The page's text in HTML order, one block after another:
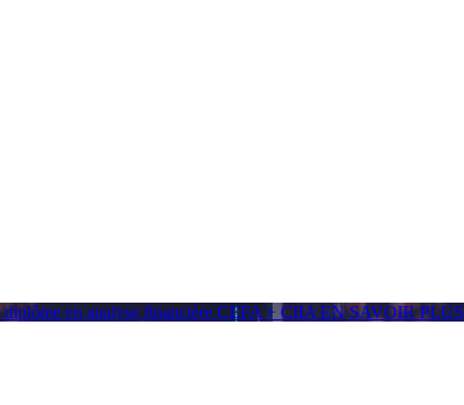
diplôme en analyse financière CEFA + CIIA EN SAVOIR PLUS